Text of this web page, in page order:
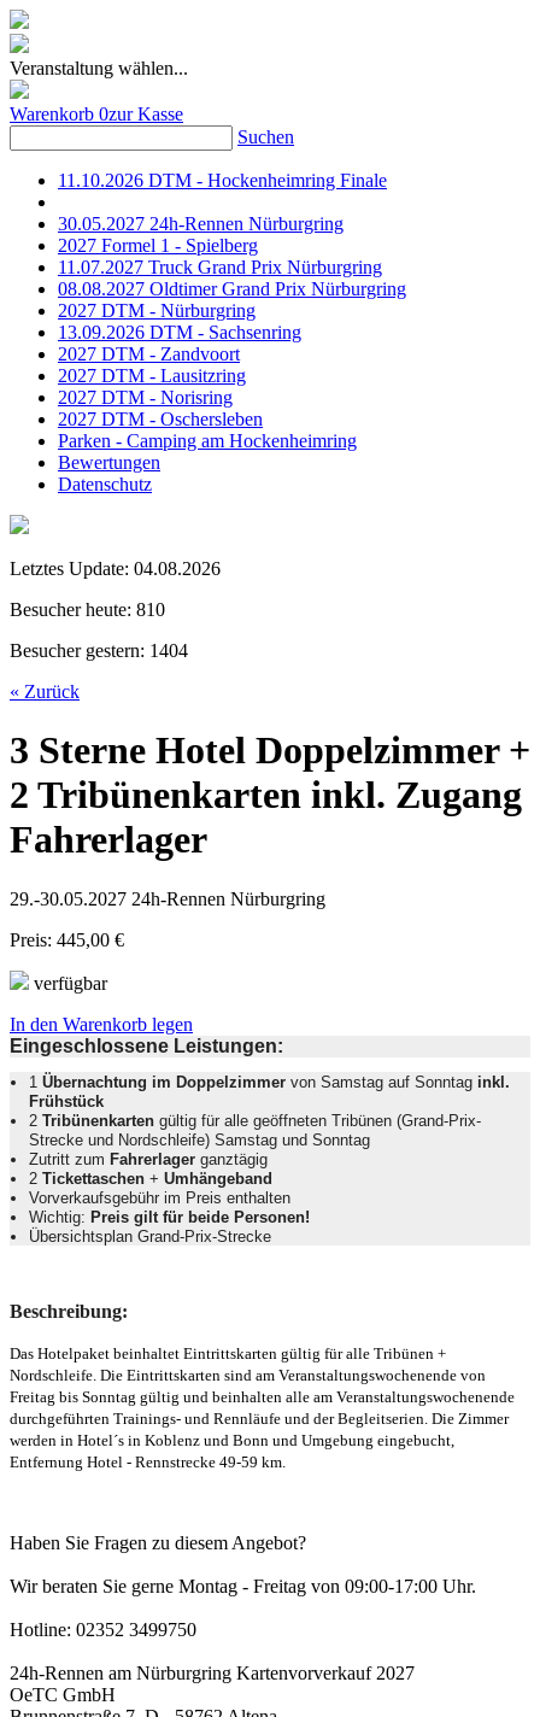
Veranstaltung wählen...
Warenkorb 0zur Kasse
Suchen
11.10.2026 DTM - Hockenheimring Finale
30.05.2027 24h-Rennen Nürburgring
2027 Formel 1 - Spielberg
11.07.2027 Truck Grand Prix Nürburgring
08.08.2027 Oldtimer Grand Prix Nürburgring
2027 DTM - Nürburgring
13.09.2026 DTM - Sachsenring
2027 DTM - Zandvoort
2027 DTM - Lausitzring
2027 DTM - Norisring
2027 DTM - Oschersleben
Parken - Camping am Hockenheimring
Bewertungen
Datenschutz
Letztes Update: 04.08.2026
Besucher heute: 810
Besucher gestern: 1404
« Zurück
3 Sterne Hotel Doppelzimmer +
2 Tribünenkarten inkl. Zugang
Fahrerlager
29.-30.05.2027 24h-Rennen Nürburgring
Preis: 445,00 €
verfügbar
In den Warenkorb legen
Eingeschlossene Leistungen:
1 Übernachtung im Doppelzimmer von Samstag auf Sonntag inkl.
Frühstück
2 Tribünenkarten gültig für alle geöffneten Tribünen (Grand-Prix-
Strecke und Nordschleife) Samstag und Sonntag
Zutritt zum Fahrerlager ganztägig
2 Tickettaschen + Umhängeband
Vorverkaufsgebühr im Preis enthalten
Wichtig: Preis gilt für beide Personen!
Übersichtsplan Grand-Prix-Strecke
Beschreibung:
Das Hotelpaket beinhaltet Eintrittskarten gültig für alle Tribünen +
Nordschleife. Die Eintrittskarten sind am Veranstaltungswochenende von
Freitag bis Sonntag gültig und beinhalten alle am Veranstaltungswochenende
durchgeführten Trainings- und Rennläufe und der Begleitserien. Die Zimmer
werden in Hotel´s in Koblenz und Bonn und Umgebung eingebucht,
Entfernung Hotel - Rennstrecke 49-59 km.
Haben Sie Fragen zu diesem Angebot?
Wir beraten Sie gerne Montag - Freitag von 09:00-17:00 Uhr.
Hotline: 02352 3499750
24h-Rennen am Nürburgring Kartenvorverkauf 2027
OeTC GmbH